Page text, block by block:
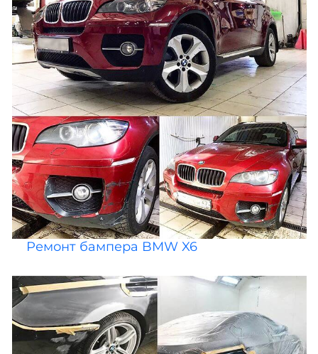
Ремонт бампера BMW X6